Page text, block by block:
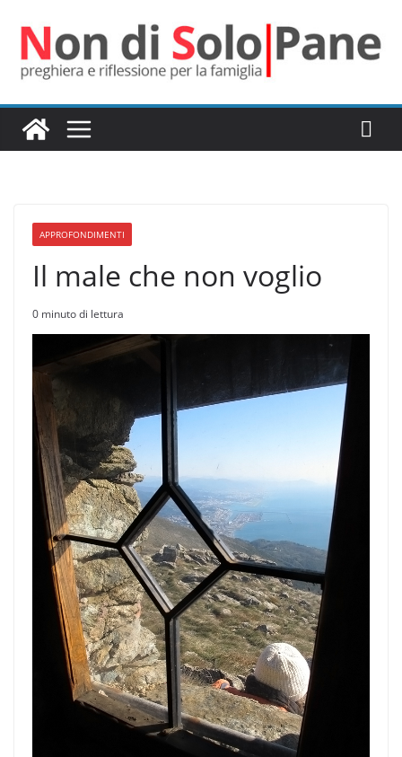
contenuto
APPROFONDIMENTI
Il male che non voglio
0 minuto di lettura